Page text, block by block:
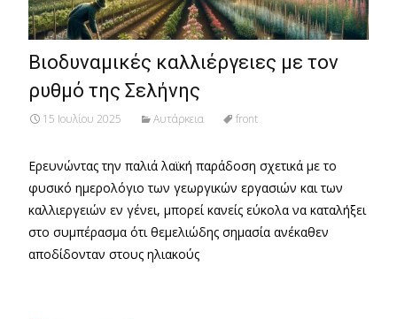
Βιοδυναμικές καλλιέργειες με τον
ρυθμό της Σελήνης
15 Ιουλίου 2025 Αυτάρκεια front
Ερευνώντας την παλιά λαϊκή παράδοση σχετικά με το
φυσικό ημερολόγιο των γεωργικών εργασιών και των
καλλιεργειών εν γένει, μπορεί κανείς εύκολα να καταλήξει
στο συμπέρασμα ότι θεμελιώδης σημασία ανέκαθεν
αποδίδονταν στους ηλιακούς